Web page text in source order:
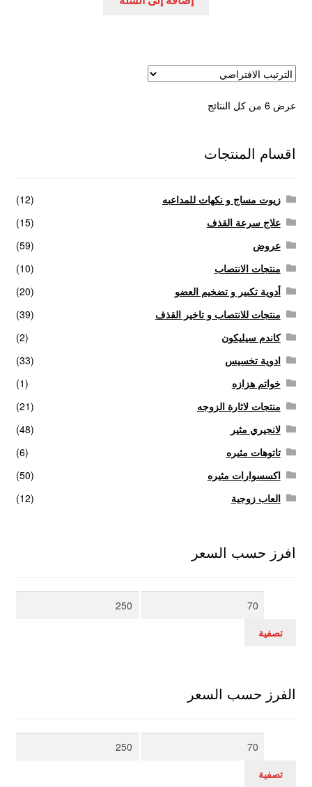
عرض ⁦6⁩ من كل النتائج
اقسام المنتجات
زيوت مساج و نكهات للمداعبه
(12)
علاج سرعة القذف
(15)
عروض
(59)
منتجات الانتصاب
(10)
أدوية تكبير و تضخيم العضو
(20)
منتجات للانتصاب و تاخير القذف
(39)
كاندم سيليكون
(2)
ادوية تخسيس
(33)
خواتم هزازه
(1)
منتجات لاثارة الزوجه
(21)
لانجيري مثير
(48)
تاتوهات مثيره
(6)
اكسسوارات مثيره
(50)
العاب زوجية
(12)
افرز حسب السعر
أدنى
أعلى
تصفية
الفرز حسب السعر
أدنى
أعلى
تصفية